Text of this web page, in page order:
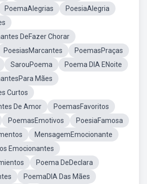
PoemaAlegrias
PoesiaAlegria
DeFazer Chorar
PoesiasMarcantes
PoemasPraças
SarouPoema
Poema DIA ENoite
Mães
Curtos
De Amor
PoemasFavoritos
PoemasEmotivos
PoesiaFamosa
MensagemEmocionante
Emocionantes
Poema DeDeclara
PoemaDIA Das Mães